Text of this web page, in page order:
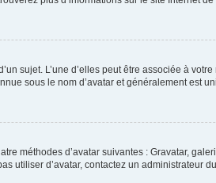
sujet. L’une d’elles peut être associée à
sous le nom d’avatar et généralement est
méthodes d’avatar suivantes : Gravatar,
utiliser d’avatar, contactez un administrateur